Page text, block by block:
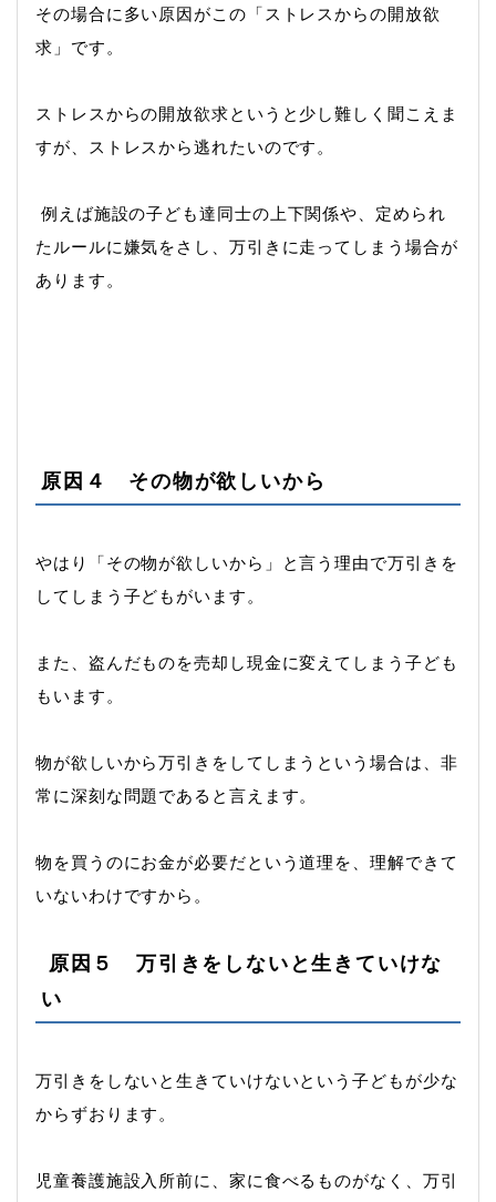
その場合に多い原因がこの「ストレスからの開放欲
求」です。
ストレスからの開放欲求というと少し難しく聞こえま
すが、ストレスから逃れたいのです。
例えば施設の子ども達同士の上下関係や、定められ
たルールに嫌気をさし、万引きに走ってしまう場合が
あります。
原因４ その物が欲しいから
やはり「その物が欲しいから」と言う理由で万引きを
してしまう子どもがいます。
また、盗んだものを売却し現金に変えてしまう子ども
もいます。
物が欲しいから万引きをしてしまうという場合は、非
常に深刻な問題であると言えます。
物を買うのにお金が必要だという道理を、理解できて
いないわけですから。
原因５ 万引きをしないと生きていけな
い
万引きをしないと生きていけないという子どもが少な
からずおります。
児童養護施設入所前に、家に食べるものがなく、万引